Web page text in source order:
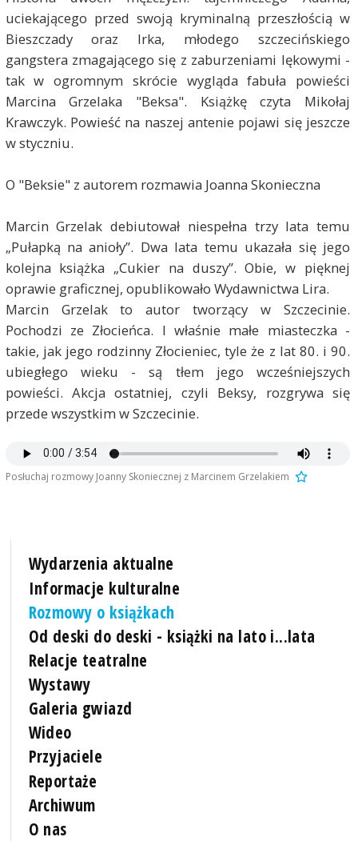
uciekającego przed swoją kryminalną przeszłością w
Bieszczady oraz Irka, młodego szczecińskiego
gangstera zmagającego się z zaburzeniami lękowymi -
tak w ogromnym skrócie wygląda fabuła powieści
Marcina Grzelaka "Beksa". Książkę czyta Mikołaj
Krawczyk. Powieść na naszej antenie pojawi się jeszcze
w styczniu.
O "Beksie" z autorem rozmawia Joanna Skonieczna
Marcin Grzelak debiutował niespełna trzy lata temu
„Pułapką na anioły”. Dwa lata temu ukazała się jego
kolejna książka „Cukier na duszy”. Obie, w pięknej
oprawie graficznej, opublikowało Wydawnictwa Lira.
Marcin Grzelak to autor tworzący w Szczecinie.
Pochodzi ze Złocieńca. I właśnie małe miasteczka -
takie, jak jego rodzinny Złocieniec, tyle że z lat 80. i 90.
ubiegłego wieku - są tłem jego wcześniejszych
powieści. Akcja ostatniej, czyli Beksy, rozgrywa się
przede wszystkim w Szczecinie.
Posłuchaj rozmowy Joanny Skoniecznej z Marcinem Grzelakiem
Wydarzenia aktualne
Informacje kulturalne
Rozmowy o książkach
Od deski do deski - książki na lato i...lata
Relacje teatralne
Wystawy
Galeria gwiazd
Wideo
Przyjaciele
Reportaże
Archiwum
O nas